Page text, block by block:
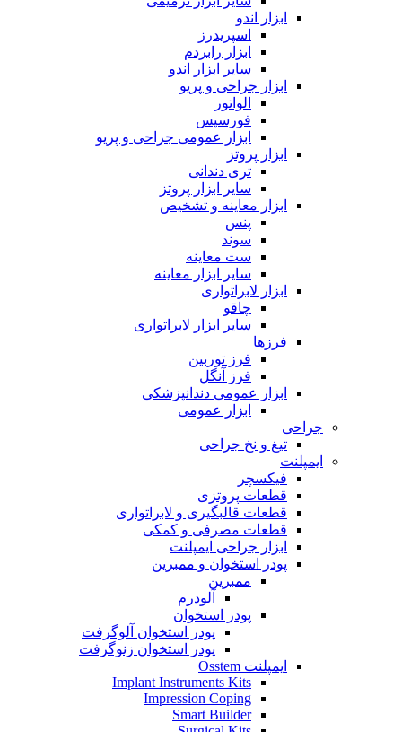
ابزار اندو
اسپریدرز
ابزار رابردم
سایر ابزار اندو
ابزار جراحی و پریو
الواتور
فورسپس
ابزار عمومی جراحی و پریو
ابزار پروتز
تری دندانی
سایر ابزار پروتز
ابزار معاینه و تشخیص
پنس
سوند
ست معاینه
سایر ابزار معاینه
ابزار لابراتواری
چاقو
سایر ابزار لابراتواری
فرزها
فرز توربین
فرز آنگل
ابزار عمومی دندانپزشکی
ابزار عمومی
جراحی
تیغ و نخ جراحی
ایمپلنت
فیکسچر
قطعات پروتزی
قطعات قالبگیری و لابراتواری
قطعات مصرفی و کمکی
ابزار جراحی ایمپلنت
پودر استخوان و ممبرین
ممبرین
آلودرم
پودر استخوان
پودر استخوان آلوگرفت
پودر استخوان زنوگرفت
ایمپلنت Osstem
Implant Instruments Kits
Impression Coping
Smart Builder